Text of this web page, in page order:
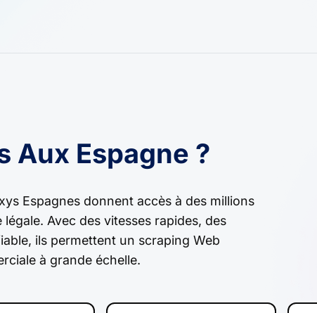
Aux Espagne ?
Espagnes donnent accès à des millions
Avec des vitesses rapides, des
ils permettent un scraping Web
à grande échelle.